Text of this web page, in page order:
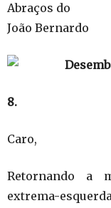
Abraços do
João Bernardo
8.
Caro,
Retornando a
extrema-